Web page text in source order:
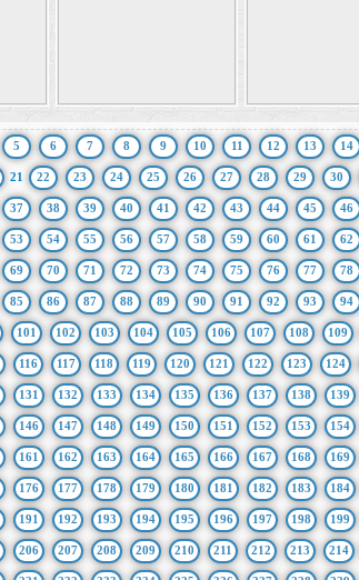
5 6 7 8 9 10 11 12 13 14
21 22 23 24 25 26 27 28 29 30
37 38 39 40 41 42 43 44 45 46
53 54 55 56 57 58 59 60 61 62
69 70 71 72 73 74 75 76 77 78
85 86 87 88 89 90 91 92 93 94
101 102 103 104 105 106 107 108 109
116 117 118 119 120 121 122 123 124
131 132 133 134 135 136 137 138 139
146 147 148 149 150 151 152 153 154
161 162 163 164 165 166 167 168 169
176 177 178 179 180 181 182 183 184
191 192 193 194 195 196 197 198 199
206 207 208 209 210 211 212 213 214